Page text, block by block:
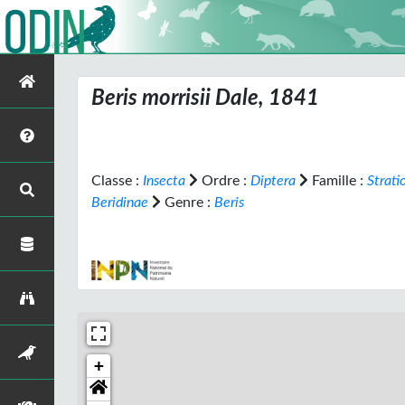
Beris morrisii Dale, 1841
Classe : Insecta Ordre : Diptera Famille :
Beridinae
Genre : Beris
+